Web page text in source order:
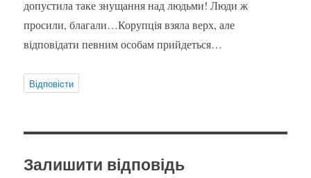
допустила таке знущання над людьми! Люди ж
просили, благали…Корупція взяла верх, але
відповідати певним особам прийдеться…
Відповіcти
Залишити відповідь